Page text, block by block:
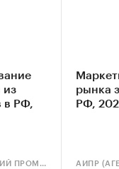
из
в РФ,
АИПР (АГЕНТСТВО ИССЛЕДОВАНИЙ ПРОМЫШЛЕННЫХ И ПОТРЕБИТЕЛЬСКИХ РЫНКОВ)
рынка
РФ,